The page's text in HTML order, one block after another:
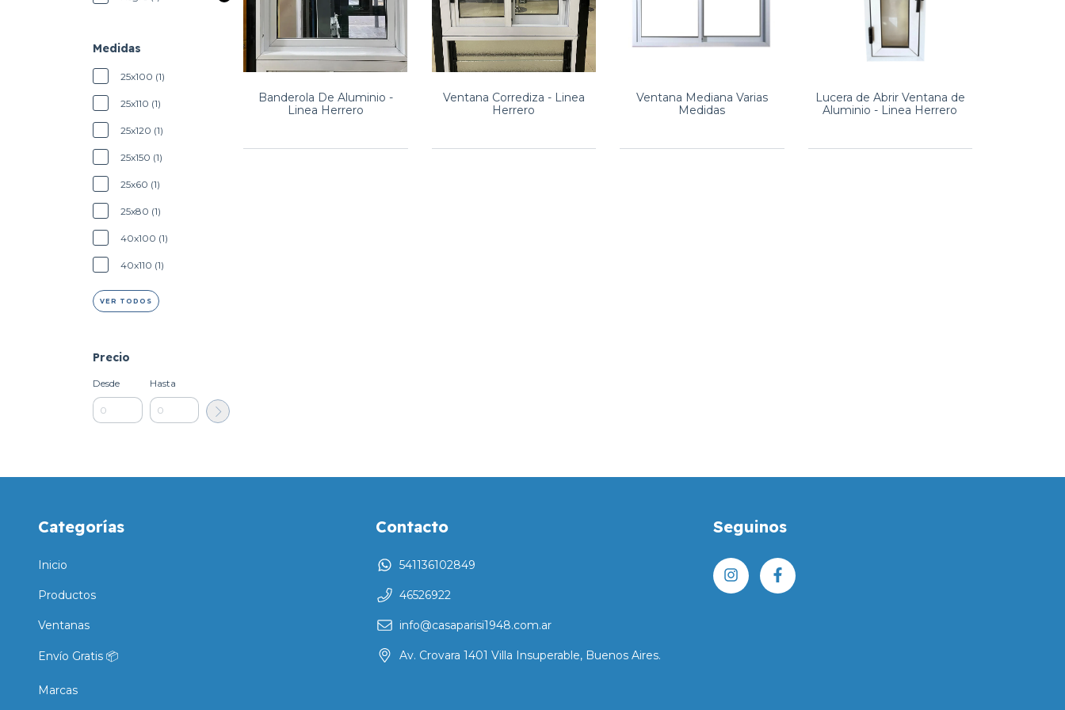
Medidas
25x100 (1)
25x110 (1)
25x120 (1)
25x150 (1)
25x60 (1)
25x80 (1)
40x100 (1)
40x110 (1)
VER TODOS
Precio
Desde Hasta
Banderola De Aluminio -
Linea Herrero
Ventana Corrediza - Linea
Herrero
Ventana Mediana Varias
Medidas
Lucera de Abrir Ventana de
Aluminio - Linea Herrero
Categorías
Inicio
Productos
Ventanas
Envío Gratis 📦
Marcas
Contacto
541136102849
46526922
info@casaparisi1948.com.ar
Av. Crovara 1401 Villa Insuperable, Buenos Aires.
Seguinos